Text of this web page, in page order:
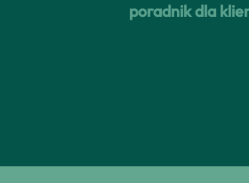
poradnik dla